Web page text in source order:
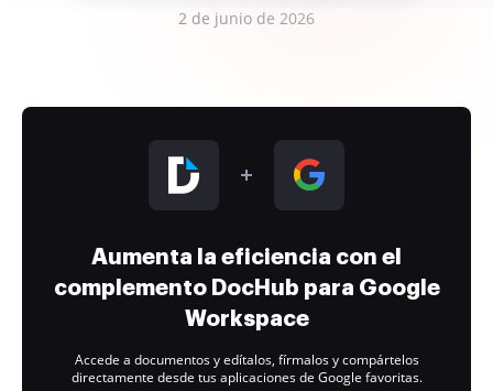
2 de junio de 2026
Aumenta la eficiencia con el
complemento DocHub para Google
Workspace
Accede a documentos y edítalos, fírmalos y compártelos
directamente desde tus aplicaciones de Google favoritas.